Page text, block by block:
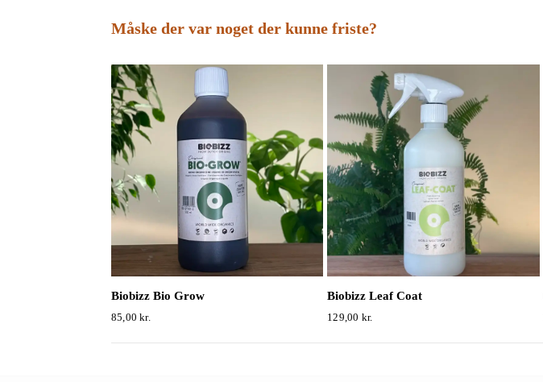
Måske der var noget der kunne friste?
Biobizz Bio Grow
85,00kr.
Biobizz Leaf Coat
129,00 kr.